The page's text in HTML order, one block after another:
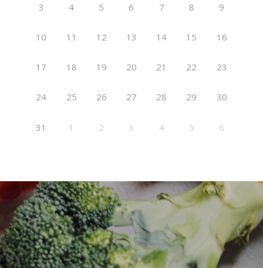
3 4 5 6 7 8 9
10 11 12 13 14 15 16
17 18 19 20 21 22 23
24 25 26 27 28 29 30
31 1 2 3 4 5 6